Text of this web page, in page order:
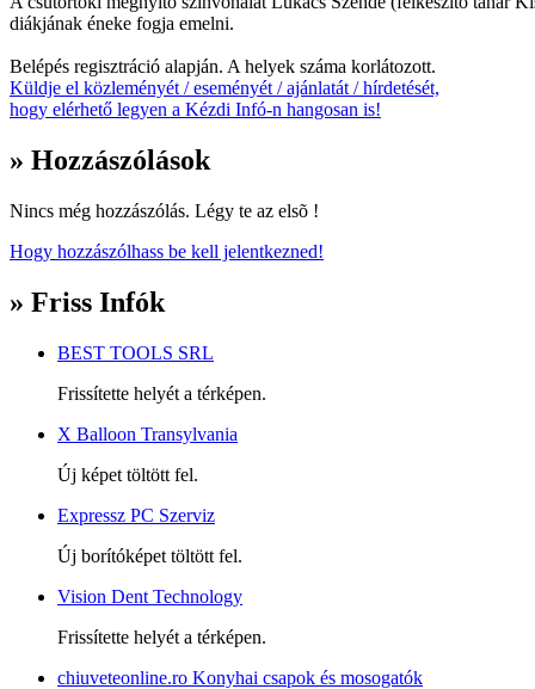
diákjának éneke fogja emelni.
Belépés regisztráció alapján. A helyek száma korlátozott.
Küldje el közleményét / eseményét / ajánlatát / hírdetését,
hogy elérhető legyen a Kézdi Infó-n hangosan is!
» Hozzászólások
Nincs még hozzászólás. Légy te az elsõ !
Hogy hozzászólhass be kell jelentkezned!
» Friss Infók
BEST TOOLS SRL
Frissítette helyét a térképen.
X Balloon Transylvania
Új képet töltött fel.
Expressz PC Szerviz
Új borítóképet töltött fel.
Vision Dent Technology
Frissítette helyét a térképen.
chiuveteonline.ro Konyhai csapok és mosogatók